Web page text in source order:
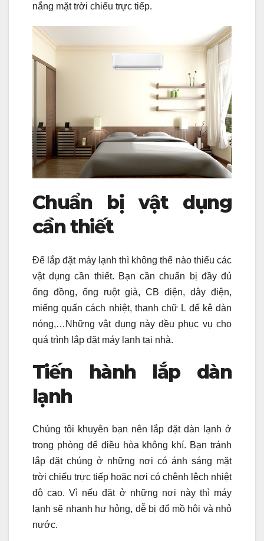
nắng mặt trời chiếu trực tiếp.
Chuẩn bị vật dụng
cần thiết
Để lắp đặt máy lạnh thì không thể nào thiếu các
vật dụng cần thiết. Bạn cần chuẩn bị đầy đủ
ống đồng, ống ruột già, CB điện, dây điện,
miếng quấn cách nhiệt, thanh chữ L để kê dàn
nóng,…Những vật dụng này đều phục vụ cho
quá trình lắp đặt máy lạnh tại nhà.
Tiến hành lắp dàn
lạnh
Chúng tôi khuyên bạn nên lắp đặt dàn lạnh ở
trong phòng để điều hòa không khí. Bạn tránh
lắp đặt chúng ở những nơi có ánh sáng mặt
trời chiếu trực tiếp hoặc nơi có chênh lệch nhiệt
độ cao. Vì nếu đặt ở những nơi này thì máy
lạnh sẽ nhanh hư hỏng, dễ bị đổ mồ hôi và nhỏ
nước.